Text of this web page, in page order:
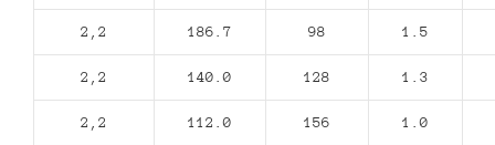
2,2 186.7 98 1.5
2,2 140.0 128 1.3
2,2 112.0 156 1.0